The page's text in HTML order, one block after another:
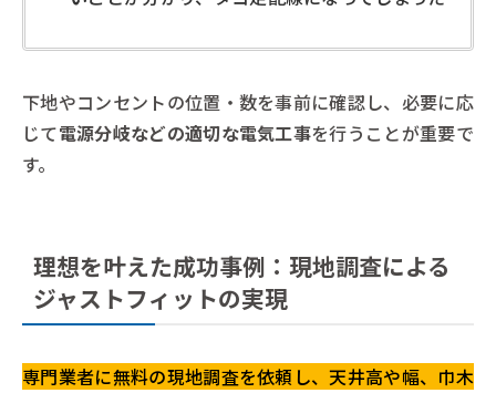
下地やコンセントの位置・数を事前に確認し、必要に応
じて電源分岐などの適切な電気工事を行うことが重要で
す。
理想を叶えた成功事例：現地調査による
ジャストフィットの実現
専門業者に無料の現地調査を依頼し、天井高や幅、巾木